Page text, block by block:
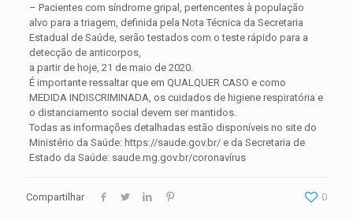
– Pacientes com síndrome gripal, pertencentes à população
alvo para a triagem, definida pela Nota Técnica da Secretaria
Estadual de Saúde, serão testados com o teste rápido para a
detecção de anticorpos,
a partir de hoje, 21 de maio de 2020.
É importante ressaltar que em QUALQUER CASO e como
MEDIDA INDISCRIMINADA, os cuidados de higiene respiratória e
o distanciamento social devem ser mantidos.
Todas as informações detalhadas estão disponíveis no site do
Ministério da Saúde: https://saude.gov.br/ e da Secretaria de
Estado da Saúde: saude.mg.gov.br/coronavírus
Compartilhar 0